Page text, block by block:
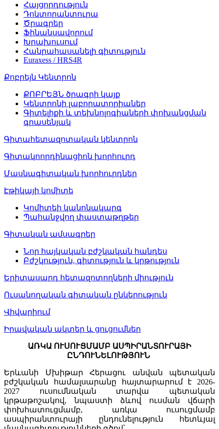
Հայցորդություն
Դոկտորանտուրա
Ծրագրեր
Ֆինանսավորում
Խրախուսում
Հանրահասանելի գիտություն
Euraxess / HRS4R
Քոբրեյն Կենտրոն
ՔՈԲՐԵՅՆ ծրագրի կայք
Կենտրոնի լաբորատորիաներ
Գիտելիքի և տեխնոլոգիաների փոխանցման
գրասենյակ
Գիտահետազոտական կենտրոն
Գիտակոորդինացիոն խորհուրդ
Մասնագիտական խորհուրդներ
Էթիկայի կոմիտե
Կոմիտեի կանոնակարգ
Պահանջվող փաստաթղթեր
Գիտական ամսագրեր
Նոր հայկական բժշկական հանդես
Բժշկություն, գիտություն և կրթություն
Երիտասարդ հետազոտողների միություն
Ուսանողական գիտական ընկերություն
Վիվարիում
Իրավական ակտեր և ցուցումներ
ԱՌԿԱ ՈՒՍՈՒՑՄԱՄԲ ԱՍՊԻՐԱՆՏՈՒՐԱՅԻ
ԸՆԴՈՒՆԵԼՈՒԹՅՈՒՆ
Երևանի Մխիթար Հերացու անվան պետական
բժշկական համալսարանը հայտարարում է 2026-
2027 ուսումնական տարվա պետական
կրթաթոշակով, նպաստի ձևով ուսման վճարի
փոխհատուցմամբ, առկա ուսուցմամբ
ասպիրանտուրայի ընդունելություն հետևյալ